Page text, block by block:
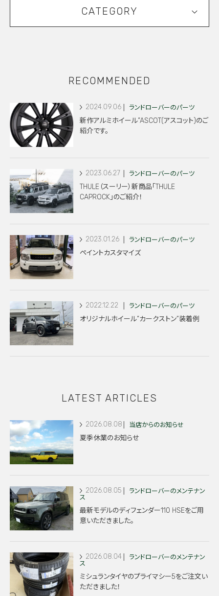
CATEGORY
RECOMMENDED
2024.09.06 ランドローバーのパーツ
新作アルミホイール”ASCOT(アスコット)のご
紹介です。
2023.06.27 ランドローバーのパーツ
THULE（スーリー）新商品「THULE
CAPROCK」のご紹介！
2023.01.26 ランドローバーのパーツ
ペイントカスタマイズ
2022.12.22 ランドローバーのパーツ
オリジナルホイール”カークストン”装着例
LATEST ARTICLES
2026.08.08 当店からのお知らせ
夏季休業のお知らせ
2026.08.05
ランドローバーのメンテナン
ス
最新モデルのディフェンダー110 HSEをご用
意いただきました。
2026.08.04
ランドローバーのメンテナン
ス
ミシュランタイヤのプライマシー5をご注文い
ただきました！